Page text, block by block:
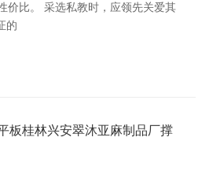
价比。 采选私教时，应领先关爱其
的
板桂林兴安翠沐亚麻制品厂撑